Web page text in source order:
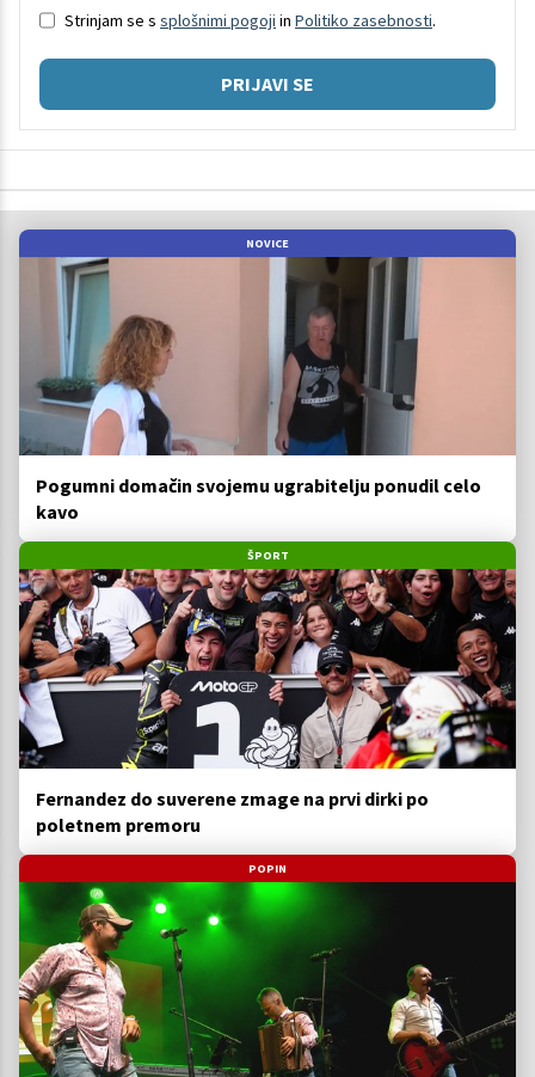
Strinjam se s splošnimi pogoji in Politiko zasebnosti.
PRIJAVI SE
NOVICE
Pogumni domačin svojemu ugrabitelju ponudil celo
kavo
ŠPORT
Fernandez do suverene zmage na prvi dirki po
poletnem premoru
POPIN